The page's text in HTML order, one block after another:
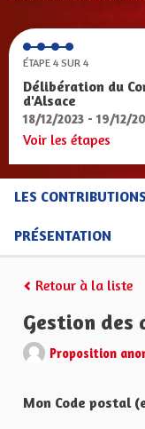
ÉTAPE 4 SUR 4
Délibération du
d'Alsace
18/12/2023 - 19/12/
Voir les étapes
LES
PRÉSENTATION
Retour à la liste
Gestion des
Proposition
Mon Code postal